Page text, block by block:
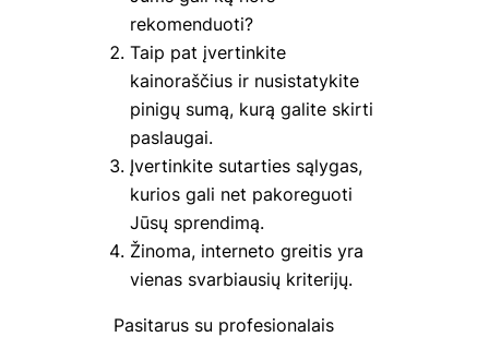
rekomenduoti?
Taip pat įvertinkite
kainoraščius ir nusistatykite
pinigų sumą, kurą galite skirti
paslaugai.
Įvertinkite sutarties sąlygas,
kurios gali net pakoreguoti
Jūsų sprendimą.
Žinoma, interneto greitis yra
vienas svarbiausių kriterijų.
Pasitarus su profesionalais